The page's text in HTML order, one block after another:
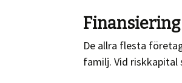
De allra flesta
familj. Vid riskkapital